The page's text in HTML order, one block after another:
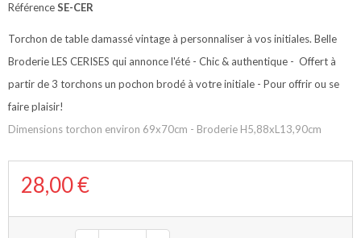
RéférenceSE-CER
Torchon de table damassé vintage à personnaliser à vos initiales. Belle
Broderie LES CERISES qui annonce l'été - Chic & authentique - Offert à
partir de 3 torchons un pochon brodé à votre initiale - Pour offrir ou se
faire plaisir!
Dimensions torchon environ 69x70cm - Broderie H5,88xL13,90cm
28,00 €